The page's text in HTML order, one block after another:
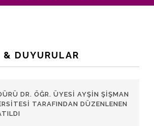
& DUYURULAR
DR. ÖĞR. ÜYESI AYŞIN ŞIŞMAN
TARAFINDAN DÜZENLENEN